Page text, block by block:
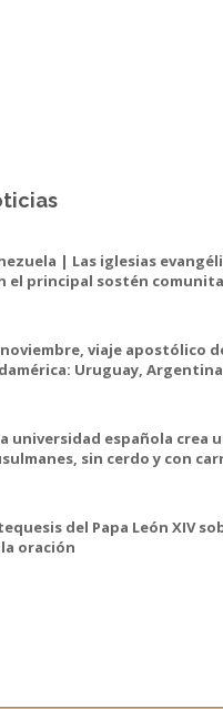
| Las iglesias
el principal sostén
noviembre, viaje apostólico
Uruguay, Argentina
universidad española crea
sin cerdo y con
del Papa León XIV
oración